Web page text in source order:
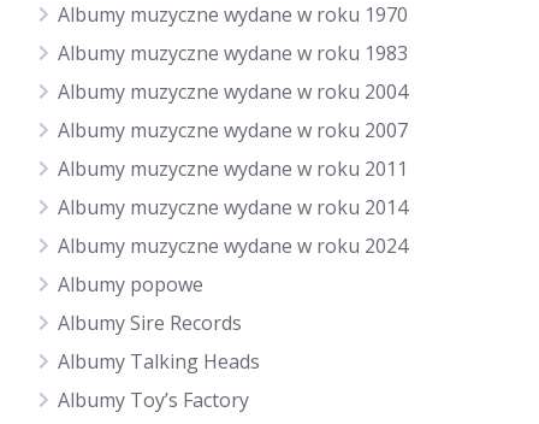
Albumy muzyczne wydane w roku 1970
Albumy muzyczne wydane w roku 1983
Albumy muzyczne wydane w roku 2004
Albumy muzyczne wydane w roku 2007
Albumy muzyczne wydane w roku 2011
Albumy muzyczne wydane w roku 2014
Albumy muzyczne wydane w roku 2024
Albumy popowe
Albumy Sire Records
Albumy Talking Heads
Albumy Toy’s Factory